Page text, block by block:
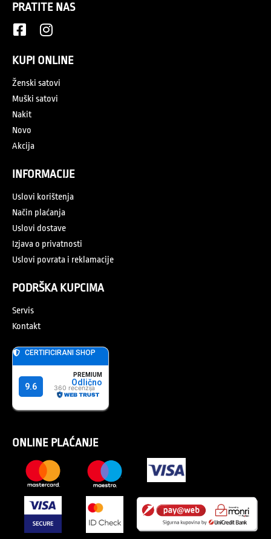
PRATITE NAS
KUPI ONLINE
Ženski satovi
Muški satovi
Nakit
Novo
Akcija
INFORMACIJE
Uslovi korištenja
Način plaćanja
Uslovi dostave
Izjava o privatnosti
Uslovi povrata i reklamacije
PODRŠKA KUPCIMA
Servis
Kontakt
ONLINE PLAĆANJE